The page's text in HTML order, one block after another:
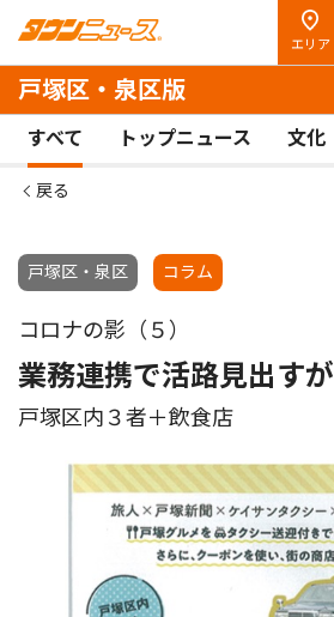
エリア
戸塚区・泉区版
すべて トップニュース 文化
戻る
戸塚区・泉区 コラム
コロナの影（５）
業務連携で活路見出すが
戸塚区内３者＋飲食店